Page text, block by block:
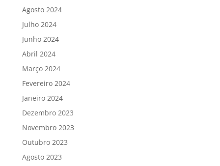
Agosto 2024
Julho 2024
Junho 2024
Abril 2024
Março 2024
Fevereiro 2024
Janeiro 2024
Dezembro 2023
Novembro 2023
Outubro 2023
Agosto 2023